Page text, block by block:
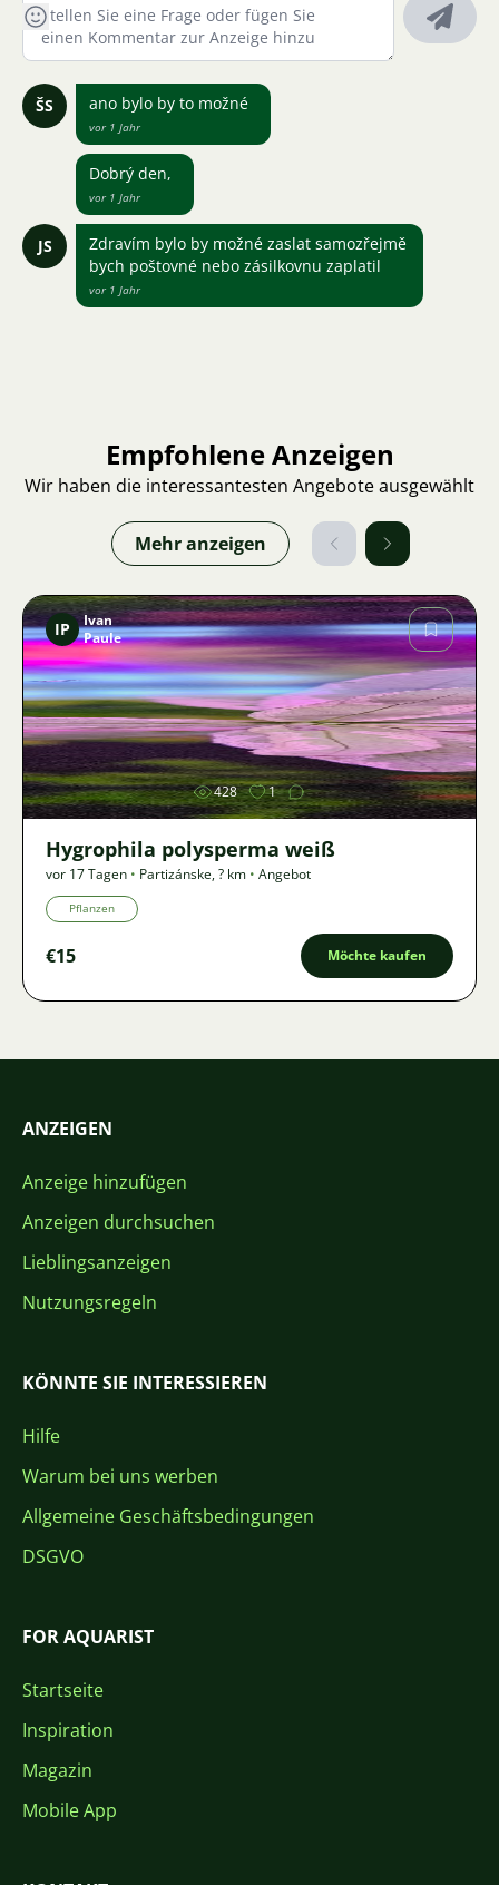
ŠS ano bylo by to možné
vor 1 Jahr
Dobrý den,
vor 1 Jahr
JS
Zdravím bylo by možné zaslat samozřejmě
bych poštovné nebo zásilkovnu zaplatil
vor 1 Jahr
Empfohlene Anzeigen
Wir haben die interessantesten Angebote ausgewählt
Mehr anzeigen
Bild
IP
Ivan
Paule
428 1
Hygrophila polysperma weiß
vor 17 Tagen • Partizánske,? km • Angebot
Pflanzen
€15 Möchte kaufen
ANZEIGEN
Anzeige hinzufügen
Anzeigen durchsuchen
Lieblingsanzeigen
Nutzungsregeln
KÖNNTE SIE INTERESSIEREN
Hilfe
Warum bei uns werben
Allgemeine Geschäftsbedingungen
DSGVO
FOR AQUARIST
Startseite
Inspiration
Magazin
Mobile App